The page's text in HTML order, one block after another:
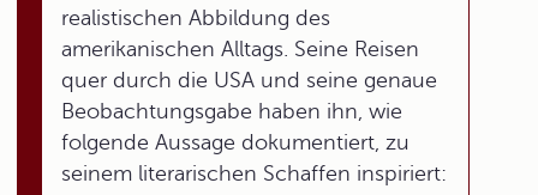
realistischen Abbildung des
amerikanischen Alltags. Seine Reisen
quer durch die USA und seine genaue
Beobachtungsgabe haben ihn, wie
folgende Aussage dokumentiert, zu
seinem literarischen Schaffen inspiriert: